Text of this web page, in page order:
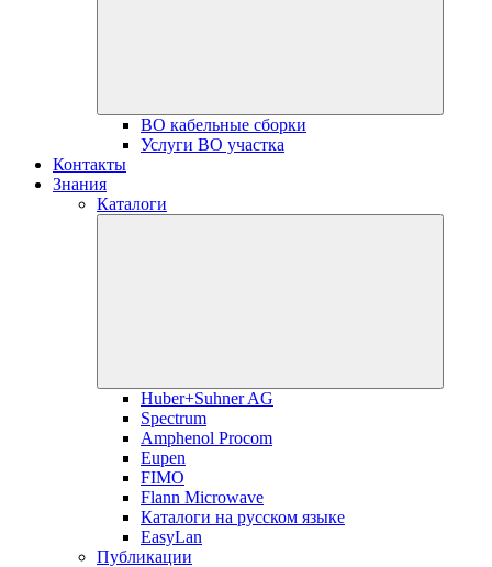
ВО кабельные сборки
Услуги ВО участка
Контакты
Знания
Каталоги
Huber+Suhner AG
Spectrum
Amphenol Procom
Eupen
FIMO
Flann Microwave
Каталоги на русском языке
EasyLan
Публикации